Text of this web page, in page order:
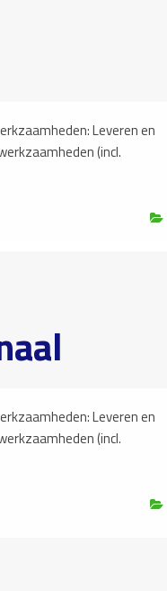
Leveren en
(incl.
Leveren en
(incl.